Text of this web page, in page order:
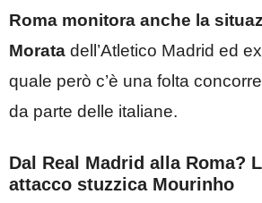
Roma monitora anche la
Morata dell’Atletico Madrid ed
quale però c’è una folta
da parte delle italiane.
Dal Real Madrid alla Roma?
attacco stuzzica Mourinho